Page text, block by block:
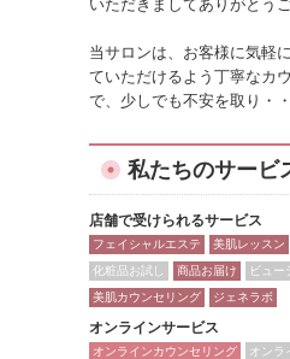
いただきましてありがとう
当サロンは、お客様に気軽
ていただけるよう丁寧なカ
で、少しでも不安を取り ・
私たちのサービ
店舗で受けられるサービス
フェイシャルエステ 美肌レッスン
化粧品お試し
商品お届け
ビュー
美肌カウンセリング
ジェネラボ
オンラインサービス
オンラインカウンセリング
オンラ